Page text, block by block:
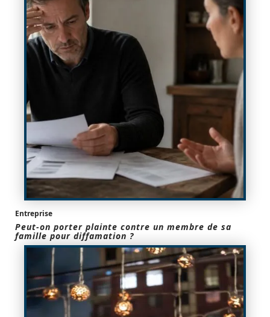
Entreprise
Peut-on porter plainte contre un membre de sa
famille pour diffamation ?